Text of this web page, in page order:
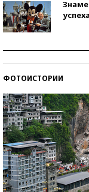
ФОТОИСТОРИИ